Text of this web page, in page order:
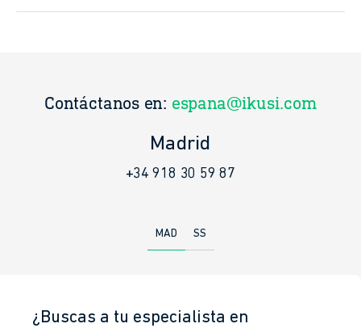
Contáctanos en: espana@ikusi.com
Madrid
+34 918 30 59 87
MAD SS
¿Buscas a tu especialista en